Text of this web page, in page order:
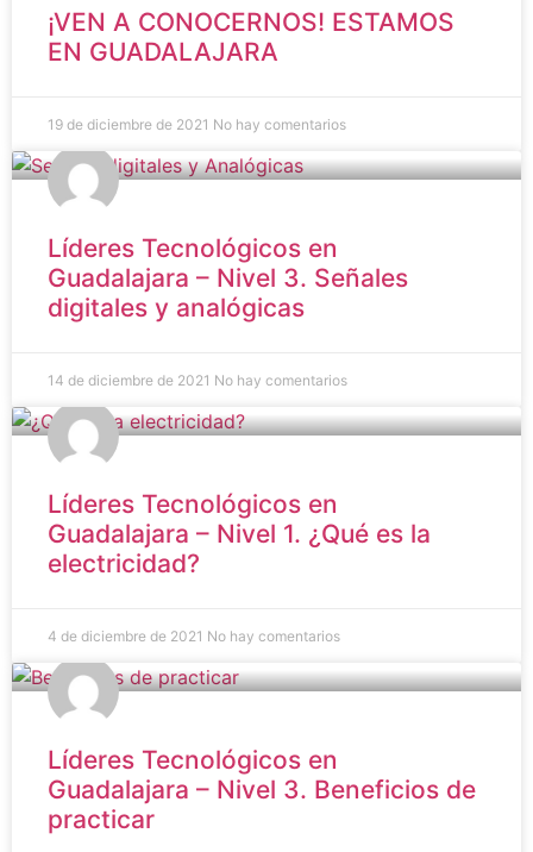
¡VEN A CONOCERNOS! ESTAMOS
EN GUADALAJARA
19 de diciembre de 2021 No hay comentarios
Líderes Tecnológicos en
Guadalajara – Nivel 3. Señales
digitales y analógicas
14 de diciembre de 2021 No hay comentarios
Líderes Tecnológicos en
Guadalajara – Nivel 1. ¿Qué es la
electricidad?
4 de diciembre de 2021 No hay comentarios
Líderes Tecnológicos en
Guadalajara – Nivel 3. Beneficios de
practicar